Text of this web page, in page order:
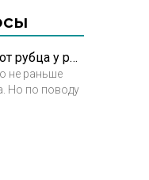
Как избавиться от рубца у ребенка в 2,4 года?
не раньше
Но по поводу